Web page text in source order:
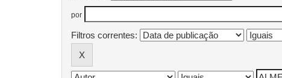
por
Filtros correntes: